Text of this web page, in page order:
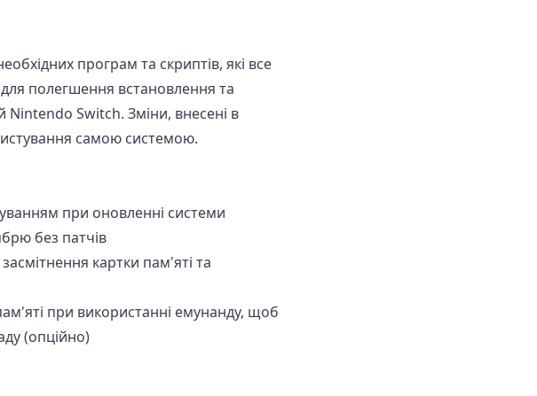
програм та скриптів, які все
полегшення встановлення та
Switch. Зміни, внесені в
самою системою.
при оновленні системи
без патчів
картки пам'яті та
при використанні емунанду, щоб
(опційно)